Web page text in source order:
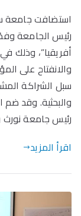
استضافت جامعة
رئيس الجامعة
أفريقيا”، وذلك
والانفتاح على
سبل الشراكة
رئيس جامعة
اقرأ المزيد